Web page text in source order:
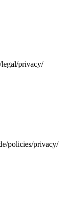
privacy/
policies/privacy/